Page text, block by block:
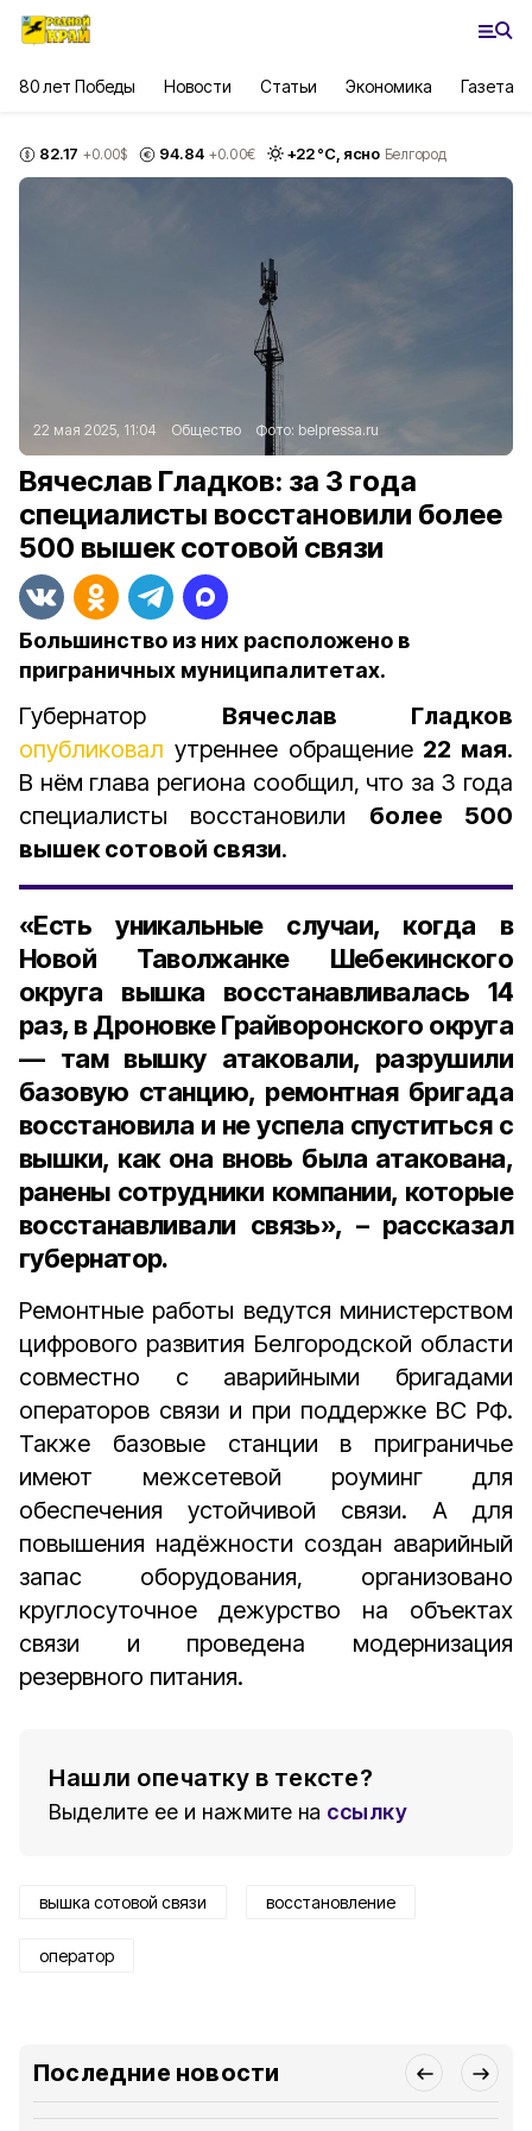
80 лет Победы Новости Статьи Экономика Газета
82.17 +0.00$ 94.84 +0.00€ +22°С, ясно Белгород
22 мая 2025, 11:04 Общество Фото: belpressa.ru
Вячеслав Гладков: за 3 года
специалисты восстановили более
500 вышек сотовой связи
Большинство из них расположено в
приграничных муниципалитетах.
Губернатор Вячеслав Гладков
опубликовал утреннее обращение 22 мая.
В нём глава региона сообщил, что за 3 года
специалисты восстановили более 500
вышек сотовой связи.
«Есть уникальные случаи, когда в
Новой Таволжанке Шебекинского
округа вышка восстанавливалась 14
раз, в Дроновке Грайворонского округа
— там вышку атаковали, разрушили
базовую станцию, ремонтная бригада
восстановила и не успела спуститься с
вышки, как она вновь была атакована,
ранены сотрудники компании, которые
восстанавливали связь», – рассказал
губернатор.
Ремонтные работы ведутся министерством
цифрового развития Белгородской области
совместно с аварийными бригадами
операторов связи и при поддержке ВС РФ.
Также базовые станции в приграничье
имеют межсетевой роуминг для
обеспечения устойчивой связи. А для
повышения надёжности создан аварийный
запас оборудования, организовано
круглосуточное дежурство на объектах
связи и проведена модернизация
резервного питания.
Нашли опечатку в тексте?
Выделите ее и нажмите на ссылку
вышка сотовой связи восстановление
оператор
Последние новости